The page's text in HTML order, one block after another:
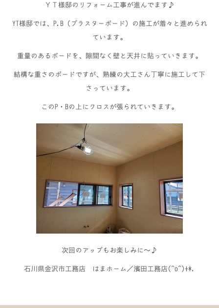
ＹＴ様邸のリフォーム工事が進んでます♪
YT様邸では、P.B（プラスターボード）の施工が着々と進められ
ています。
重量のあるボードを、隙間なく壁と天井に貼っていきます。
結構な重さのボードですが、熟練の大工さん丁寧に施工して下
さっています。
このP・Bの上にクロスが張られていきます。
次回のアップもお楽しみに～♪
石川県金沢市工務店 はまホーム／濱田工務店(^o^)+*.